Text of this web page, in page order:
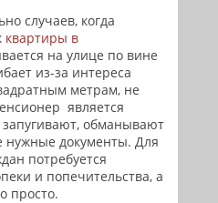
случаев, когда
квартиры в
на улице по вине
из-за интереса
метрам, не
является
запугивают, обманывают
нужные документы. Для
потребуется
и попечительства, а
просто.